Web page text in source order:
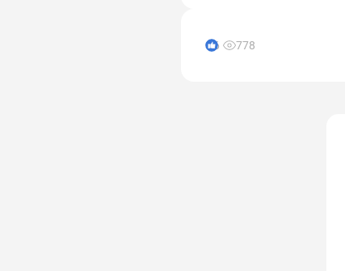
6 778